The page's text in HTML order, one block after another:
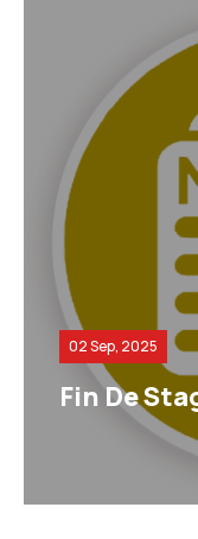
02 Sep, 2025
Fin De